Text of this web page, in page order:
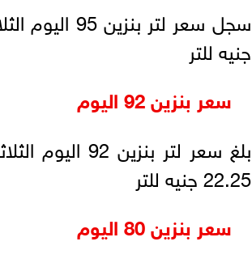
جنيه للتر
سعر بنزين 92 اليوم
22.25 جنيه للتر
سعر بنزين 80 اليوم